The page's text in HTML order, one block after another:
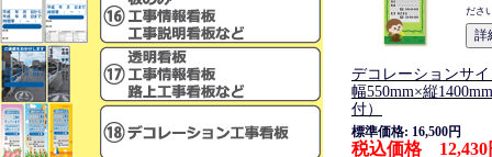
ださ
デコレーションサ
幅550mm×縦
付）
標準価格: 16,500円
税込価格 12,430